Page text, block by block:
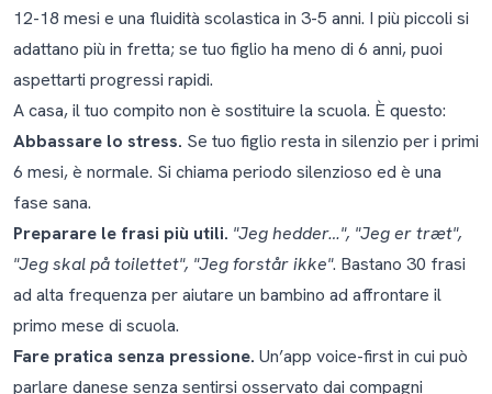
12-18 mesi e una fluidità scolastica in 3-5 anni. I più piccoli si
adattano più in fretta; se tuo figlio ha meno di 6 anni, puoi
aspettarti progressi rapidi.
A casa, il tuo compito non è sostituire la scuola. È questo:
Abbassare lo stress. Se tuo figlio resta in silenzio per i primi
6 mesi, è normale. Si chiama periodo silenzioso ed è una
fase sana.
Preparare le frasi più utili. "Jeg hedder…", "Jeg er træt",
"Jeg skal på toilettet", "Jeg forstår ikke". Bastano 30 frasi
ad alta frequenza per aiutare un bambino ad affrontare il
primo mese di scuola.
Fare pratica senza pressione. Un’app voice-first in cui può
parlare danese senza sentirsi osservato dai compagni